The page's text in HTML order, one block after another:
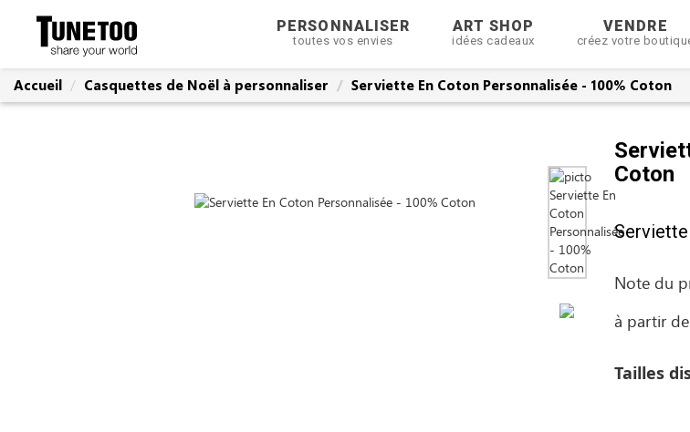
PERSONNALISER
toutes vos envies
ART SHOP
idées cadeaux
VENDRE
créez votre
Accueil Casquettes de Noël à personnaliser Serviette En Coton Personnalisée - 100% Coton
Coton
Note du
à partir de
Tailles